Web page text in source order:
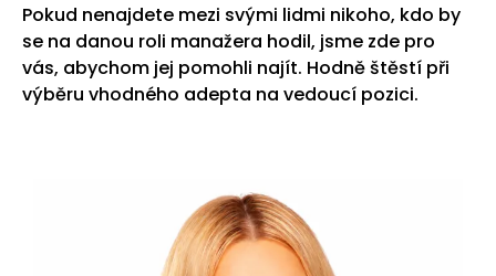
Pokud nenajdete mezi svými lidmi nikoho, kdo by
se na danou roli manažera hodil, jsme zde pro
vás, abychom jej pomohli najít. Hodně štěstí při
výběru vhodného adepta na vedoucí pozici.